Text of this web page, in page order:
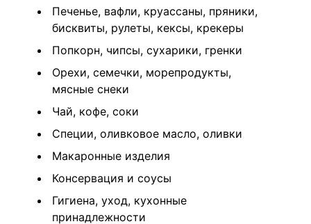
Печенье, вафли, круассаны, пряники,
бисквиты, рулеты, кексы, крекеры
Попкорн, чипсы, сухарики, гренки
Орехи, семечки, морепродукты,
мясные снеки
Чай, кофе, соки
Специи, оливковое масло, оливки
Макаронные изделия
Консервация и соусы
Гигиена, уход, кухонные
принадлежности